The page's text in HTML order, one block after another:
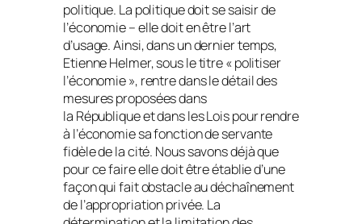
politique. La politique doit se saisir de
l’économie – elle doit en être l’art
d’usage. Ainsi, dans un dernier temps,
Etienne Helmer, sous le titre « politiser
l’économie », rentre dans le détail des
mesures proposées dans
la Républiqueet dans lesLoispour rendre
à l’économie sa fonction de servante
fidèle de la cité. Nous savons déjà que
pour ce faire elle doit être établie d’une
façon qui fait obstacle au déchaînement
de l’appropriation privée. La